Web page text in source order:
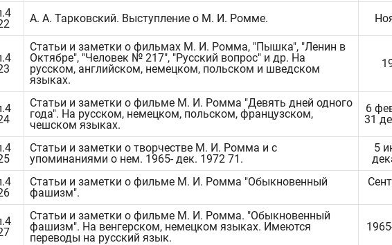
А. А. Тарковский. Выступление о М. И. Ромме.
Статьи и заметки о фильмах М. И. Ромма, "Пышка", "Ленин в
Октябре", "Человек № 217", "Русский вопрос" и др. На
русском, английском, немецком, польском и шведском
языках.
Статьи и заметки о фильме М. И. Ромма "Девять дней одного
года". На русском, немецком, польском, французском,
чешском языках.
6
31
Статьи и заметки о творчестве М. И. Ромма и с
упоминаниями о нем. 1965- дек. 1972 71.
5
Статьи и заметки о фильме М. И. Ромма "Обыкновенный
фашизм".
Статьи и заметки о фильме М. И. Ромма. "Обыкновенный
фашизм". На венгерском, немецком языках. Имеются
переводы на русский язык.